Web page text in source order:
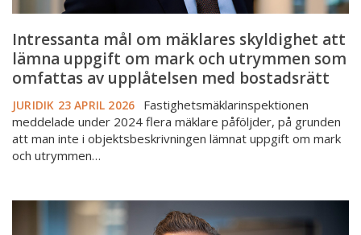
utrymmen
som
omfattas
av
upplåtelsen
med
bostadsrätt
Intressanta mål om mäklares skyldighet att
lämna uppgift om mark och utrymmen som
omfattas av upplåtelsen med bostadsrätt
JURIDIK 23 APRIL 2026
Fastighetsmäklarinspektionen
meddelade under 2024 flera mäklare påföljder, på grunden
att man inte i objektsbeskrivningen lämnat uppgift om mark
och utrymmen…
Normkonflikt